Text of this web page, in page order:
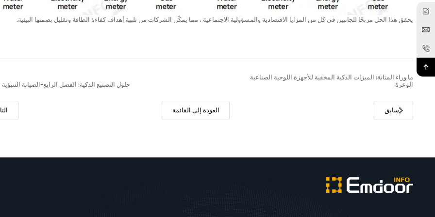
يحقق هذا الحل مربحًا للجانبين في كل من المزايا الاقتصادية والمسؤولية الاجتماعية ، مما يمكّن الشركات من تلبية أهداف كفاءة الطاقة وتقليل بصمتها البيئية.
ما وراء المتانة: الميزات الذكية المخفية للأجهزة اللوحية الصناعية
الوعرة
سابق العودة إلى القائمة
حلول التصنيع الذكية: الفصل الرابع-الصيانة